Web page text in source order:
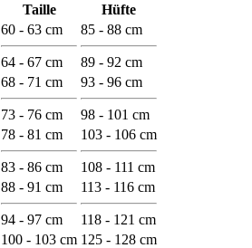
Taille Hüfte
60 - 63 cm
64 - 67 cm
85 - 88 cm
89 - 92 cm
68 - 71 cm
73 - 76 cm
93 - 96 cm
98 - 101 cm
78 - 81 cm
83 - 86 cm
103 - 106 cm
108 - 111 cm
88 - 91 cm
94 - 97 cm
113 - 116 cm
118 - 121 cm
100 - 103 cm 125 - 128 cm